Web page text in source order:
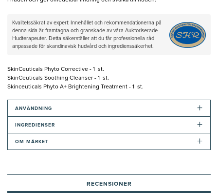
Kvalitetssäkrat av expert: Innehållet och rekommendationerna på
denna sida är framtagna och granskade av våra Auktoriserade
Hudterapeuter. Detta säkerställer att du får professionella råd
anpassade för skandinavisk hudvård och ingredienssäkerhet.
SkinCeuticals Phyto Corrective - 1 st.
SkinCeuticals Soothing Cleanser - 1 st.
Skinceuticals Phyto A+ Brightening Treatment - 1 st.
ANVÄNDNING +
INGREDIENSER +
OM MÄRKET +
RECENSIONER